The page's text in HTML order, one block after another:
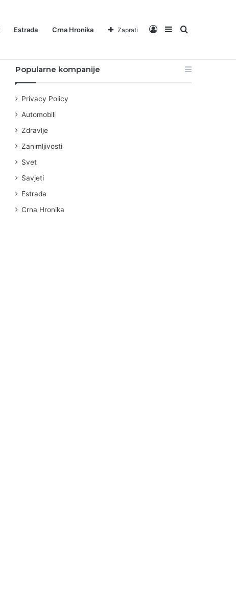
Estrada Crna Hronika Pretraga
Sidebar
Log
Zaprati
Popularne kompanije
Privacy Policy
Automobili
Zdravlje
Zanimljivosti
Svet
Savjeti
Estrada
Crna Hronika